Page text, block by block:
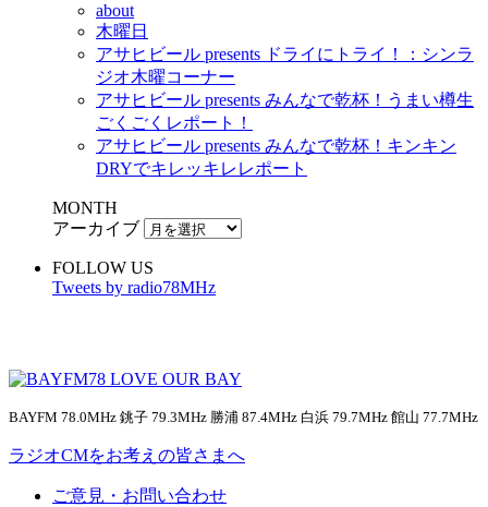
about
木曜日
アサヒビール presents ドライにトライ！：シンラ
ジオ木曜コーナー
アサヒビール presents みんなで乾杯！うまい樽生
ごくごくレポート！
アサヒビール presents みんなで乾杯！キンキン
DRYでキレッキレレポート
MONTH
アーカイブ
FOLLOW US
Tweets by radio78MHz
BAYFM 78.0MHz 銚子 79.3MHz 勝浦 87.4MHz 白浜 79.7MHz 館山 77.7MHz
ラジオCMをお考えの皆さまへ
ご意見・お問い合わせ